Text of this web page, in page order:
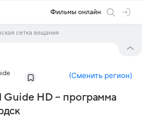
Фильмы онлайн
сетка вещания
(Сменить регион)
Guide HD – программа